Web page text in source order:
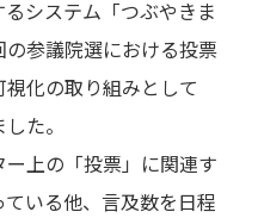
システム「つぶやきま
の参議院選における投票
化の取り組みとして
た。
ー上の「投票」に関連す
いる他、言及数を日程